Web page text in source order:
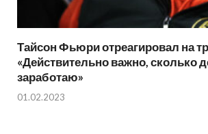
Тайсон Фьюри отреагировал на
«Действительно важно, сколько
заработаю»
01.02.2023